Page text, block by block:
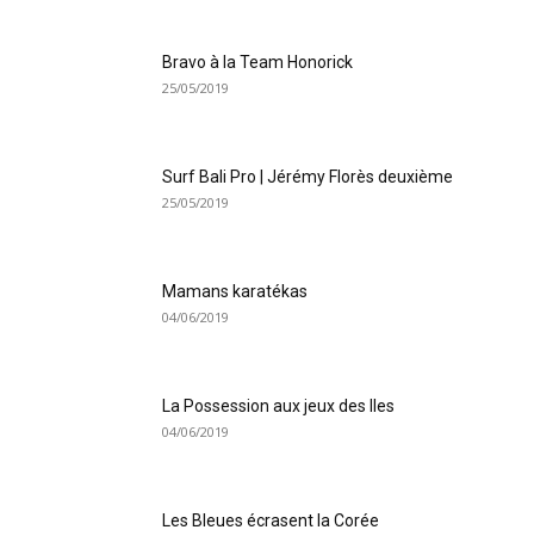
Bravo à la Team Honorick
25/05/2019
Surf Bali Pro | Jérémy Florès deuxième
25/05/2019
Mamans karatékas
04/06/2019
La Possession aux jeux des Iles
04/06/2019
Les Bleues écrasent la Corée